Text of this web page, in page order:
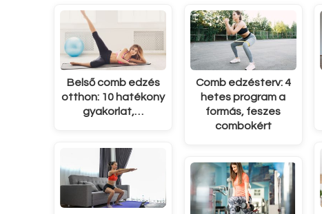
Belső comb edzés
otthon: 10 hatékony
gyakorlat,…
Comb edzésterv: 4
hetes program a
formás, feszes
combokért